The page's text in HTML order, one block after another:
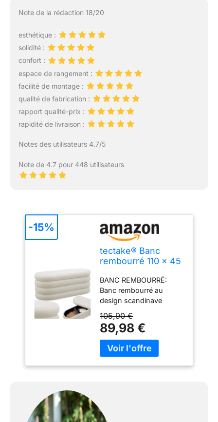
Note de la rédaction 18/20
esthétique :
solidité :
confort :
espace de rangement :
facilité de montage :
qualité de fabrication :
rapport qualité-prix :
rapidité de livraison :
Notes des utilisateurs 4.7/5
Note de 4.7 pour 448 utilisateurs
tectake® Banc
rembourré 110 x 45
150 kg, antidérapant
BANC REMBOURRÉ:
Banc rembourré au
design scandinave
bouclé doux et
confortable. Ce meuble
multifonctionnel associe
élégance et praticité,
REMBOURRÉE:
105,90 €
89,98 €
-15%